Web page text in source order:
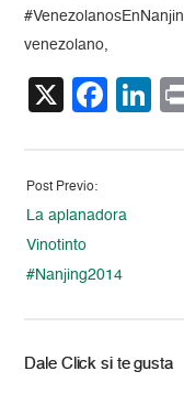
venezolano,
X
Post Previo:
La aplanadora
Vinotinto
#Nanjing2014
Dale Click si te gusta